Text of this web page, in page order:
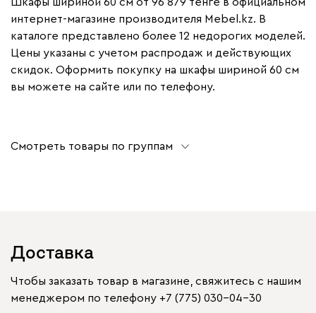
интернет-магазине производителя Mebel.kz. В
каталоге представлено более 12 недорогих моделей.
Цены указаны с учетом распродаж и действующих
скидок. Оформить покупку на шкафы шириной 60 см
вы можете на сайте или по телефону.
Смотреть товары по группам
Доставка
Чтобы заказать товар в магазине, свяжитесь с нашим
менеджером по телефону +7 (775) 030-04-30